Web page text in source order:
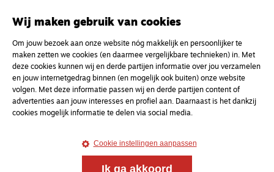
MagazineOnderweg
Kvk-nummer 33277063
NL46 INGB 0117 5827 86
info@onderwegonline.nl
Wij maken gebruik van cookies
Om jouw bezoek aan onze website nóg makkelijk en persoonlijker te
maken zetten we cookies (en daarmee vergelijkbare technieken) in. Met
deze cookies kunnen wij en derde partijen informatie over jou verzamelen
en jouw internetgedrag binnen (en mogelijk ook buiten) onze website
volgen. Met deze informatie passen wij en derde partijen content of
advertenties aan jouw interesses en profiel aan. Daarnaast is het dankzij
cookies mogelijk informatie te delen via social media.
Cookie instellingen aanpassen
Ik ga akkoord